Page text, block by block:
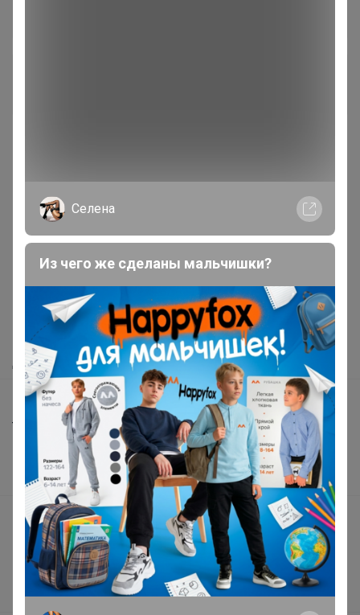
Как здесь все устроено?
Как сделать заказ?
Как получить?
Доставка
Шоурумы
Торговые марки
Наша команда
В наличии
Подарочные сертификаты
Реклама на сайте
Поставщикам
Вакансии
Селена
Из чего же сделаны мальчишки?